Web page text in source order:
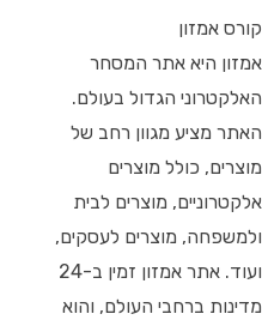
קורס אמזון
אמזון היא אתר המסחר
האלקטרוני הגדול בעולם.
האתר מציע מגוון רחב של
מוצרים, כולל מוצרים
אלקטרוניים, מוצרים לבית
ולמשפחה, מוצרים לעסקים,
ועוד. אתר אמזון זמין ב-24
מדינות ברחבי העולם, והוא